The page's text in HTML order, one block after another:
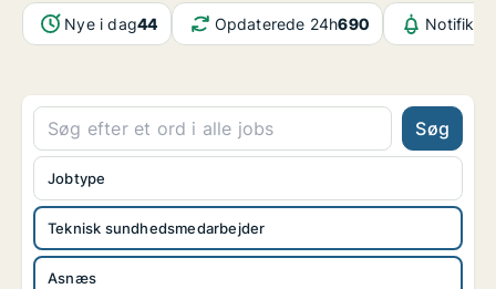
Nye i dag44 Opdaterede 24h690
Søg
Teknisk sundhedsmedarbejder
Asnæs
Jobtype